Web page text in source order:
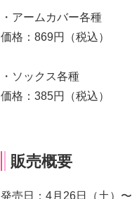
・アームカバー各種
価格：869円（税込）
・ソックス各種
価格：385円（税込）
販売概要
発売日：4月26日（土）〜